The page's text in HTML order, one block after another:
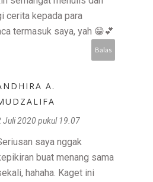
cerita kepada para
termasuk saya, yah 😁💕
Balas
A.
Juli 2020 pukul 19.07
saya nggak
buat menang sama
hahaha. Kaget ini